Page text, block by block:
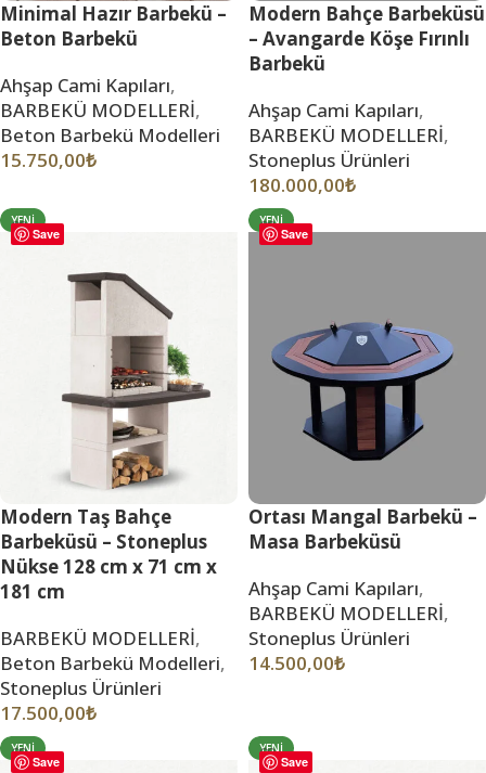
Minimal Hazır Barbekü –
Beton Barbekü
Ahşap Cami Kapıları,
BARBEKÜ MODELLERİ,
Beton Barbekü Modelleri
15.750,00₺
Modern Bahçe Barbeküsü
– Avangarde Köşe Fırınlı
Barbekü
Ahşap Cami Kapıları,
BARBEKÜ MODELLERİ,
Stoneplus Ürünleri
180.000,00₺
Save
YENI
Modern Taş Bahçe
Barbeküsü – Stoneplus
Nükse 128 cm x 71 cm x
181 cm
BARBEKÜ MODELLERİ,
Beton Barbekü Modelleri,
Stoneplus Ürünleri
17.500,00₺
Save
YENI
Ortası Mangal Barbekü –
Masa Barbeküsü
Ahşap Cami Kapıları,
BARBEKÜ MODELLERİ,
Stoneplus Ürünleri
14.500,00₺
Save
YENI
Save
YENI